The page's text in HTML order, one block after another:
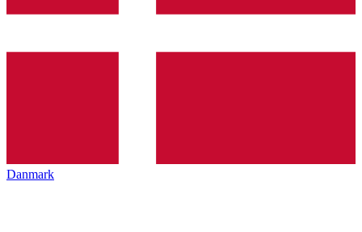
Danmark